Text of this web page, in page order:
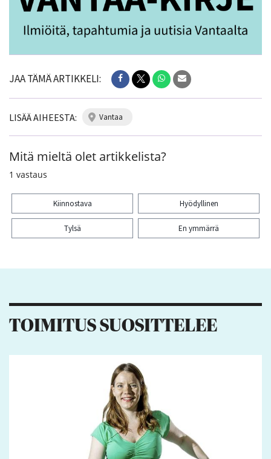
JAA TÄMÄ ARTIKKELI:
LISÄÄ AIHEESTA: vantaa
Mitä mieltä olet artikkelista?
1 vastaus
Kiinnostava Hyödyllinen
Tylsä En ymmärrä
TOIMITUS SUOSITTELEE